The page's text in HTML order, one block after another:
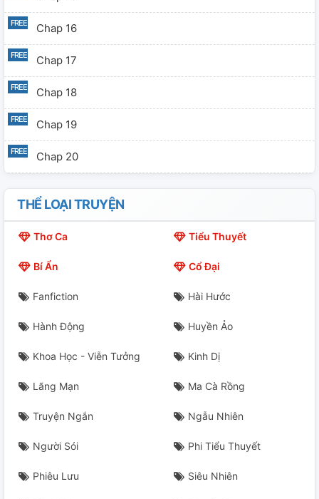
Chap 16
Chap 17
Chap 18
Chap 19
Chap 20
Chap 21
Chap 22
Chap 26
Chap 27
Chap 28
Chap 29
Chap 30
THỂ LOẠI TRUYỆN
Thơ Ca Tiểu Thuyết
Bí Ẩn Cổ Đại
Fanfiction Hài Hước
Hành Động Huyền Ảo
Khoa Học - Viễn Tưởng Kinh Dị
Lãng Mạn Ma Cà Rồng
Truyện Ngắn Ngẫu Nhiên
Người Sói Phi Tiểu Thuyết
Phiêu Lưu Siêu Nhiên